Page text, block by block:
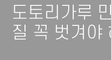
도토리가루
질 꼭 벗겨야